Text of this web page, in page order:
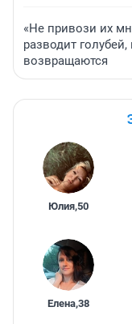
«Не привози их
разводит
возвращаются
Юлия,50
Елена,38